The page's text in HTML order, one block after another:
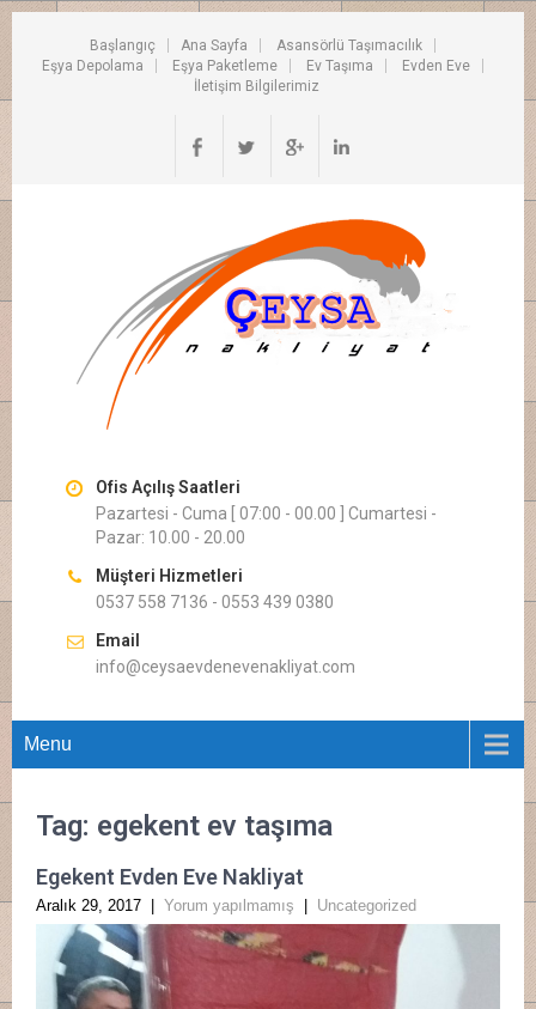
Başlangıç Ana Sayfa
Asansörlü Taşımacılık
Eşya Depolama
Eşya Paketleme Ev Taşıma
Evden Eve
İletişim Bilgilerimiz
Ofis Açılış Saatleri
Pazartesi - Cuma [ 07:00 - 00.00 ] Cumartesi -
Pazar: 10.00 - 20.00
Müşteri Hizmetleri
0537 558 7136 - 0553 439 0380
Email
info@ceysaevdenevenakliyat.com
Menu
Tag: egekent ev taşıma
Egekent Evden Eve Nakliyat
Aralık 29, 2017 Yorum yapılmamış Uncategorized